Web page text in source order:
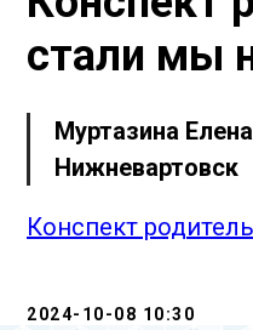
стали мы
Муртазина
Нижневартовск
Конспект
2024-10-08 10:30